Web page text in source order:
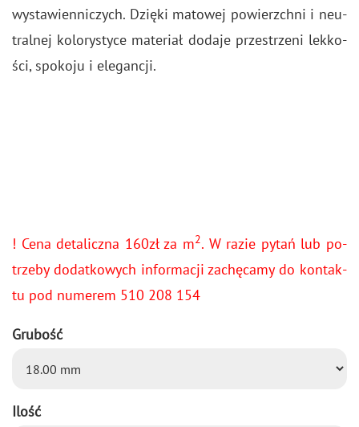
wy­sta­wien­ni­czych. Dzię­ki ma­to­wej po­wierzch­ni i neu­
tral­nej ko­lo­ry­sty­ce ma­te­riał do­da­je prze­strze­ni lek­ko­
ści, spo­ko­ju i ele­gan­cji.
! Cena de­ta­licz­na 160zł za m2. W razie pytań lub po­
trze­by do­dat­ko­wych in­for­ma­cji za­chę­ca­my do kon­tak­
tu pod nu­me­rem 510 208 154
Grubość
Ilość